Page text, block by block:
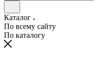
Каталог
По всему сайту
По каталогу